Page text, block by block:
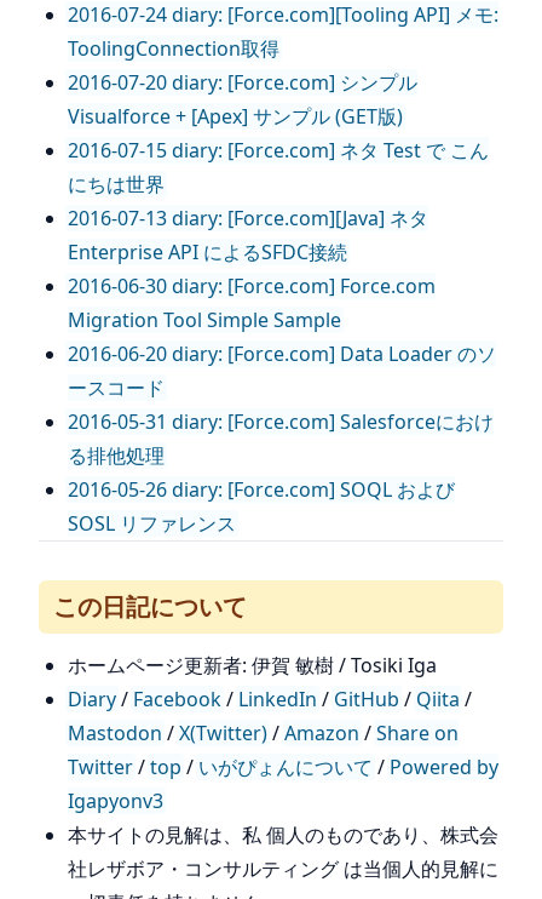
2016-07-24 diary: [Force.com][Tooling API] メモ:
ToolingConnection取得
2016-07-20 diary: [Force.com] シンプル
Visualforce + [Apex] サンプル (GET版)
2016-07-15 diary: [Force.com] ネタ Test で こん
にちは世界
2016-07-13 diary: [Force.com][Java] ネタ
Enterprise API によるSFDC接続
2016-06-30 diary: [Force.com] Force.com
Migration Tool Simple Sample
2016-06-20 diary: [Force.com] Data Loader のソ
ースコード
2016-05-31 diary: [Force.com] Salesforceにおけ
る排他処理
2016-05-26 diary: [Force.com] SOQL および
SOSL リファレンス
この日記について
ホームページ更新者: 伊賀 敏樹 / Tosiki Iga
Diary/ Facebook/ LinkedIn / GitHub / Qiita /
Mastodon /X(Twitter)/Amazon /Share on
Twitter/top / いがぴょんについて / Powered by
Igapyonv3
本サイトの見解は、私 個人のものであり、株式会
社レザボア・コンサルティング は当個人的見解に